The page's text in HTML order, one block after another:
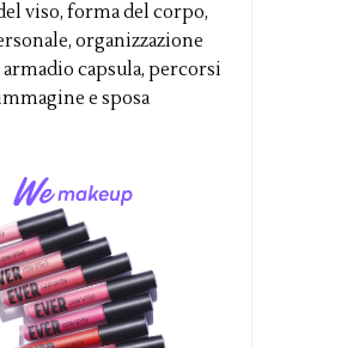
viso, forma del corpo,
organizzazione
capsula, percorsi
e sposa